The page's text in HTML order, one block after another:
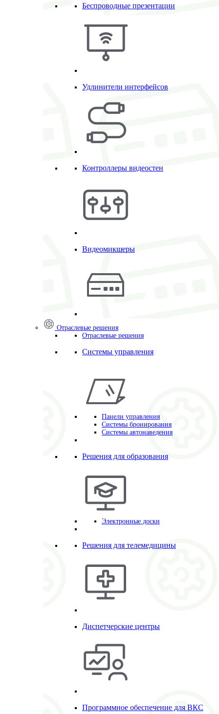
Беспроводные презентации
Удлинители интерфейсов
Контроллеры видеостен
Видеомикшеры
Отраслевые решения
Отраслевые решения
Системы управления
Панели управления
Системы бронирования
Системы автонаведения
Решения для образования
Электронные доски
Решения для телемедицины
Диспетчерские центры
Программное обеспечение для ВКС